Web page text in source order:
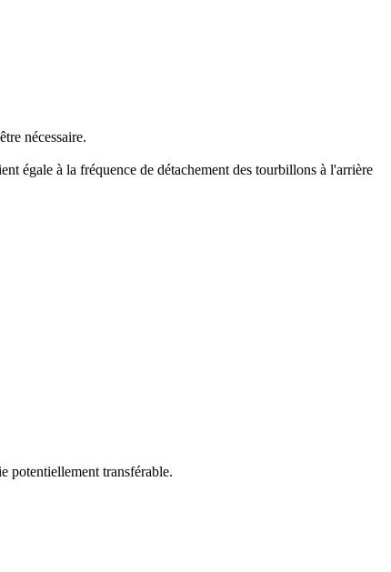
nécessaire.
égale à la fréquence de détachement des tourbillons à l'arrière
potentiellement transférable.